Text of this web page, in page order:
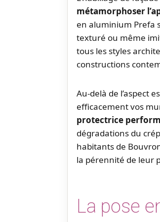
métamorphoser
en aluminium Prefa
texturé ou même
tous les styles
constructions
Au-delà de l’aspect
efficacement vos
protectrice
dégradations du
habitants de
la pérennité de leur
La pose